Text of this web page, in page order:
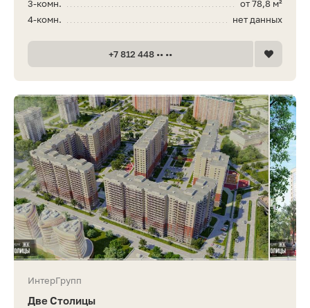
от 78,8 м²
3-комн.
нет данных
4-комн.
+7 812 448 •• ••
ИнтерГрупп
Две Столицы